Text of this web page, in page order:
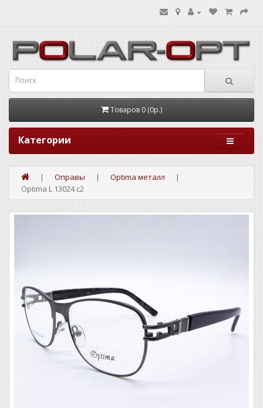
Товаров 0 (0р.)
Категории
Оправы
Optima металл
Optima L 13024 c2